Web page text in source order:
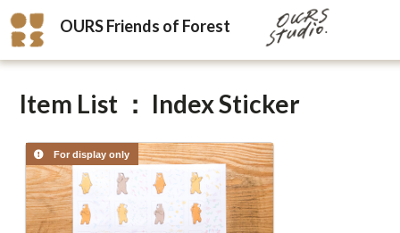
OURS Friends of Forest
Item List ： Index Sticker
For display only